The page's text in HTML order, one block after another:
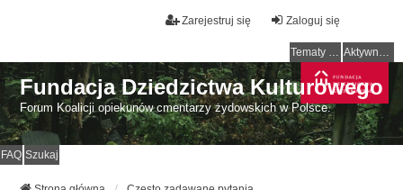
Zaloguj się
Zarejestruj się
Tematy bez odpowiedzi Aktywne tematy
Fundacja Dziedzictwa Kulturowego
Forum Koalicji opiekunów cmentarzy żydowskich w Polsce.
FAQ Szukaj